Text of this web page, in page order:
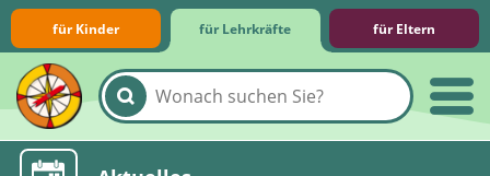
für Kinder für Lehrkräfte für Eltern